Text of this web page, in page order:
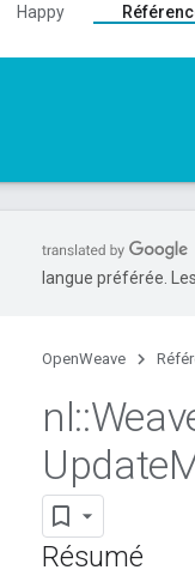
Happy
langue préférée.
OpenWeave
nl::
Update
Résumé